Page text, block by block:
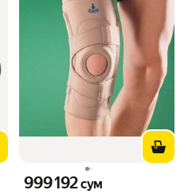
Цена 999192 сум вместо
999 192сум